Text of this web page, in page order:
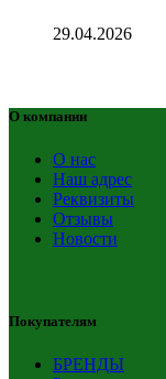
29.04.2026
О компании
О нас
Наш адрес
Реквизиты
Отзывы
Новости
Покупателям
БРЕНДЫ